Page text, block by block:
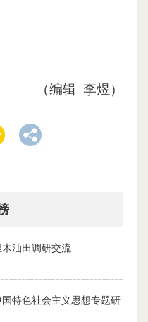
（编辑 李煜）
油田调研交流
特色社会主义思想专题研